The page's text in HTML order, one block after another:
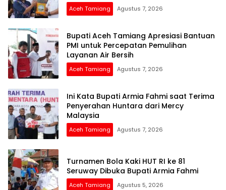
Aceh Tamiang Agustus 7, 2026
Bupati Aceh Tamiang Apresiasi Bantuan
PMI untuk Percepatan Pemulihan
Layanan Air Bersih
Aceh Tamiang Agustus 7, 2026
Ini Kata Bupati Armia Fahmi saat Terima
Penyerahan Huntara dari Mercy
Malaysia
Aceh Tamiang Agustus 7, 2026
Turnamen Bola Kaki HUT RI ke 81
Seruway Dibuka Bupati Armia Fahmi
Aceh Tamiang Agustus 5, 2026